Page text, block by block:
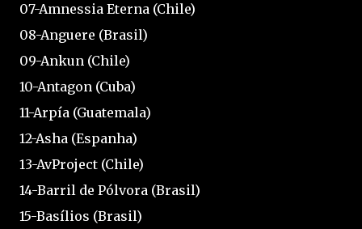
07-Amnessia Eterna (Chile)
08-Anguere (Brasil)
09-Ankun (Chile)
10-Antagon (Cuba)
11-Arpía (Guatemala)
12-Asha (Espanha)
13-AvProject (Chile)
14-Barril de Pólvora (Brasil)
15-Basílios (Brasil)